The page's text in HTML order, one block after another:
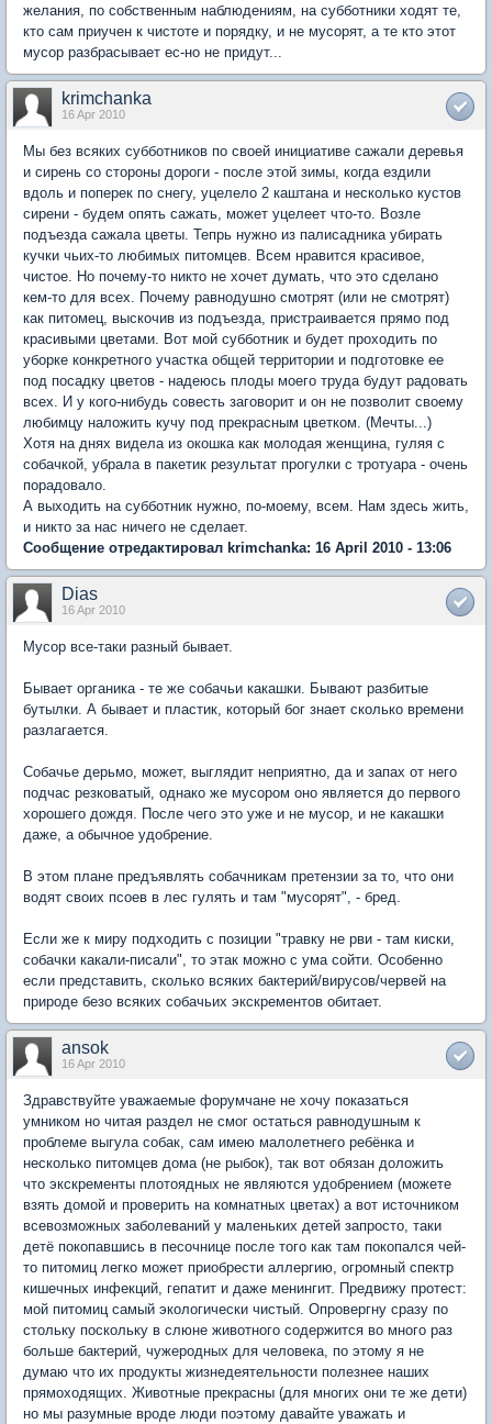
желания, по собственным наблюдениям, на субботники ходят те,
кто сам приучен к чистоте и порядку, и не мусорят, а те кто этот
мусор разбрасывает ес-но не придут...
krimchanka
16 Apr 2010
Мы без всяких субботников по своей инициативе сажали деревья
и сирень со стороны дороги - после этой зимы, когда ездили
вдоль и поперек по снегу, уцелело 2 каштана и несколько кустов
сирени - будем опять сажать, может уцелеет что-то. Возле
подъезда сажала цветы. Тепрь нужно из палисадника убирать
кучки чьих-то любимых питомцев. Всем нравится красивое,
чистое. Но почему-то никто не хочет думать, что это сделано
кем-то для всех. Почему равнодушно смотрят (или не смотрят)
как питомец, выскочив из подъезда, пристраивается прямо под
красивыми цветами. Вот мой субботник и будет проходить по
уборке конкретного участка общей территории и подготовке ее
под посадку цветов - надеюсь плоды моего труда будут радовать
всех. И у кого-нибудь совесть заговорит и он не позволит своему
любимцу наложить кучу под прекрасным цветком. (Мечты...)
Хотя на днях видела из окошка как молодая женщина, гуляя с
собачкой, убрала в пакетик результат прогулки с тротуара - очень
порадовало.
А выходить на субботник нужно, по-моему, всем. Нам здесь жить,
и никто за нас ничего не сделает.
Сообщение отредактировал krimchanka: 16 April 2010 - 13:06
Dias
16 Apr 2010
Мусор все-таки разный бывает.
Бывает органика - те же собачьи какашки. Бывают разбитые
бутылки. А бывает и пластик, который бог знает сколько времени
разлагается.
Собачье дерьмо, может, выглядит неприятно, да и запах от него
подчас резковатый, однако же мусором оно является до первого
хорошего дождя. После чего это уже и не мусор, и не какашки
даже, а обычное удобрение.
В этом плане предъявлять собачникам претензии за то, что они
водят своих псоев в лес гулять и там "мусорят", - бред.
Если же к миру подходить с позиции "травку не рви - там киски,
собачки какали-писали", то этак можно с ума сойти. Особенно
если представить, сколько всяких бактерий/вирусов/червей на
природе безо всяких собачьих экскрементов обитает.
ansok
16 Apr 2010
Здравствуйте уважаемые форумчане не хочу показаться
умником но читая раздел не смог остаться равнодушным к
проблеме выгула собак, сам имею малолетнего ребёнка и
несколько питомцев дома (не рыбок), так вот обязан доложить
что экскременты плотоядных не являются удобрением (можете
взять домой и проверить на комнатных цветах) а вот источником
всевозможных заболеваний у маленьких детей запросто, таки
детё покопавшись в песочнице после того как там покопался чей-
то питомиц легко может приобрести аллергию, огромный спектр
кишечных инфекций, гепатит и даже менингит. Предвижу протест:
мой питомиц самый экологически чистый. Опровергну сразу по
стольку поскольку в слюне животного содержится во много раз
больше бактерий, чужеродных для человека, по этому я не
думаю что их продукты жизнедеятельности полезнее наших
прямоходящих. Животные прекрасны (для многих они те же дети)
но мы разумные вроде люди поэтому давайте уважать и